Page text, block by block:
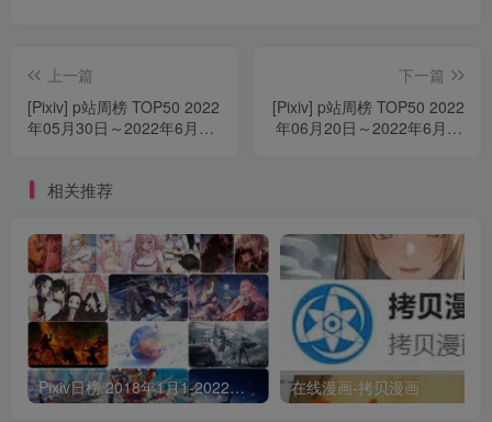
上一篇
[Pixiv] p站周榜 TOP50 2022
年05月30日～2022年6月5
下一篇
[Pixiv] p站周榜 TOP50 2022
年06月20日～2022年6月26
相关推荐
Pixiv日榜 2018年1月1-2022年6月30 p站日榜合集包含3万6千多张图每张都是壁纸级 在线漫画-拷贝漫画